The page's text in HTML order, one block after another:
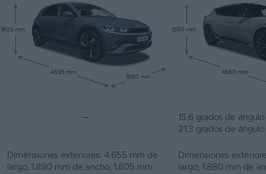
1605 mm
4635 mm
1890 mm
1550 mm
4680 mm
—
15,6 grados de
21,3 grados de
Dimensiones exteriores: 4.655 mm de
largo, 1.890 mm de ancho, 1.605 mm
Dimensiones
largo, 1.880 mm de